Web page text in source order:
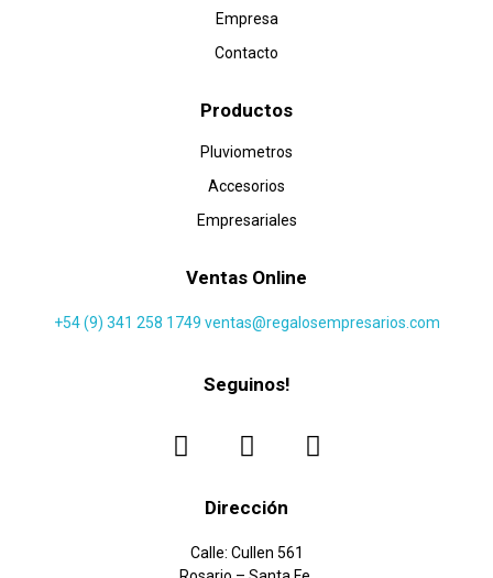
Empresa
Contacto
Productos
Pluviometros
Accesorios
Empresariales
Ventas Online
+54 (9) 341 258 1749 ventas@regalosempresarios.com
Seguinos!
Dirección
Calle: Cullen 561